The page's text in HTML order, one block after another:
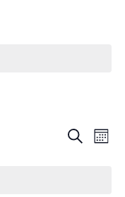
Recherche
de
Mois